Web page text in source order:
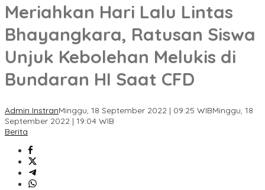
Meriahkan Hari Lalu Lintas
Bhayangkara, Ratusan Siswa
Unjuk Kebolehan Melukis di
Bundaran HI Saat CFD
Admin InstranMinggu, 18 September 2022 | 09:25 WIBMinggu, 18
September 2022 | 19:04 WIB
Berita